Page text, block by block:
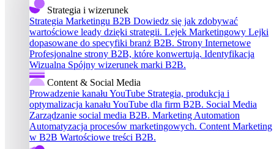
Strategia i wizerunek
Strategia Marketingu B2B Dowiedz się jak zdobywać
wartościowe leady dzięki strategii. Lejek Marketingowy Lejki
dopasowane do specyfiki branż B2B. Strony Internetowe
Profesjonalne strony B2B, które konwertują. Identyfikacja
Wizualna Spójny wizerunek marki B2B.
Content & Social Media
Prowadzenie kanału YouTube Strategia, produkcja i
optymalizacja kanału YouTube dla firm B2B. Social Media
Zarządzanie social media B2B. Marketing Automation
Automatyzacja procesów marketingowych. Content Marketing
w B2B Wartościowe treści B2B.